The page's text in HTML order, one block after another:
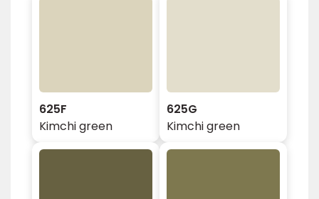
625F
Kimchi green
625G
Kimchi green